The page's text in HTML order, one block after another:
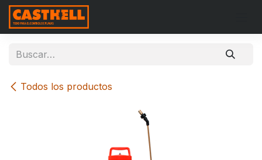
Ir al contenido
Todos los productos